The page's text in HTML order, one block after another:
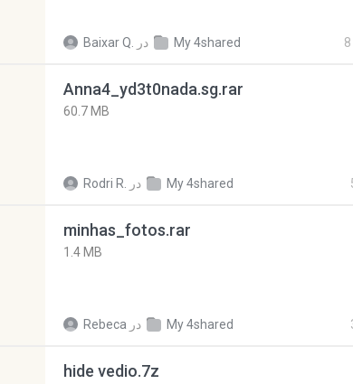
Baixar Q. در My 4shared
Anna4_yd3t0nada.sg.rar
60.7 MB
Rodri R. در My 4shared
minhas_fotos.rar
1.4 MB
Rebeca در My 4shared
hide vedio.7z